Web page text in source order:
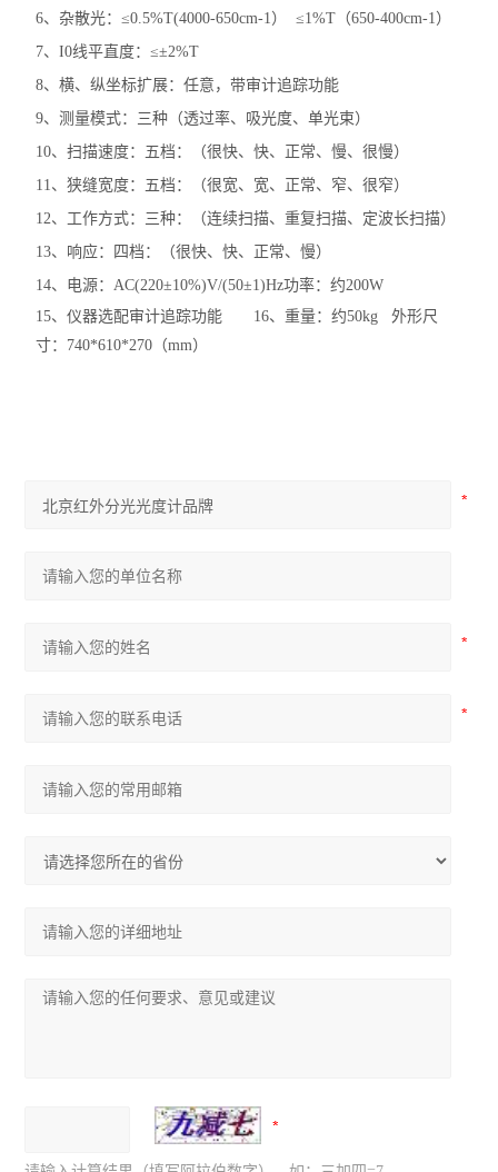
6、杂散光：≤0.5%T(4000-650cm-1） ≤1%T （650-400cm-1）
7、I0线平直度：≤±2%T
8、横、纵坐标扩展：任意，带审计追踪功能
9、测量模式：三种（透过率、吸光度、单光束）
10、扫描速度：五档：（很快、快、正常、慢、很慢）
11、狭缝宽度：五档：（很宽、宽、正常、窄、很窄）
12、工作方式：三种：（连续扫描、重复扫描、定波长扫描）
13、响应：四档：（很快、快、正常、慢）
14、电源：AC(220±10%)V/(50±1)Hz功率：约200W
15、仪器选配审计追踪功能 16、重量：约50kg
外形尺
寸： 740*610*270 （mm）